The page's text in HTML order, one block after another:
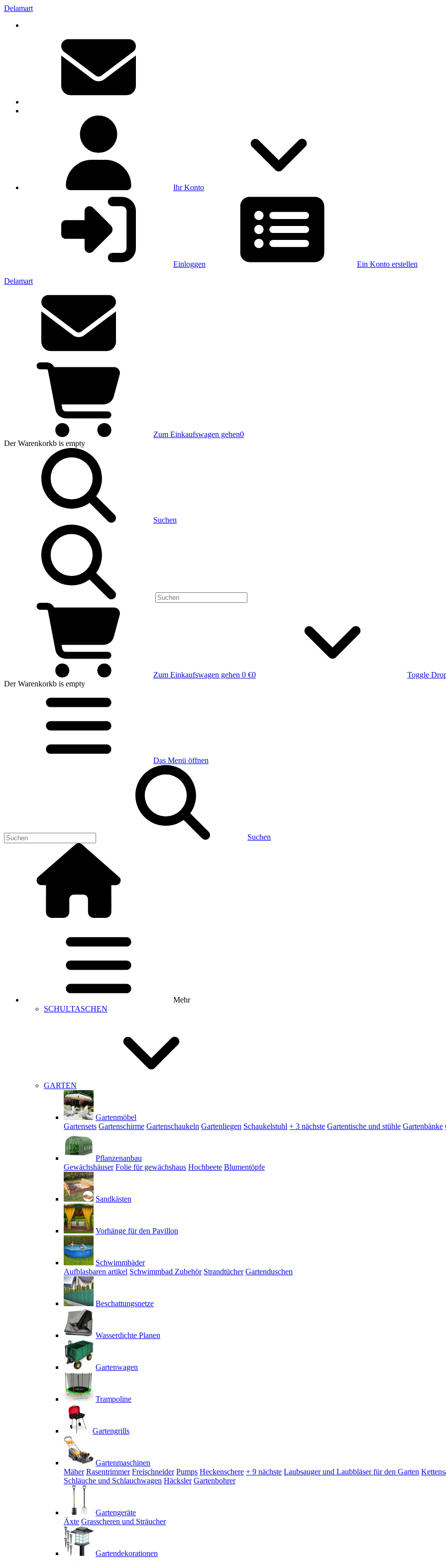
Delamart
Ihr Konto
Einloggen Ein Konto erstellen
Delamart
Zum Einkaufswagen gehen0
Der Warenkorkb is empty
Suchen
Zum Einkaufswagen gehen 0 €0
Toggle
Der Warenkorkb is empty
Das Menü öffnen
Suchen
Mehr
SCHULTASCHEN
GARTEN
Gartenmöbel
Gartensets Gartenschirme Gartenschaukeln Gartenliegen Schaukelstuhl + 3 nächste Gartentische und stühle Gartenbänke
Pflanzenanbau
Gewächshäuser Folie für gewächshaus Hochbeete Blumentöpfe
Sandkästen
Vorhänge für den Pavillon
Schwimmbäder
Aufblasbaren artikel Schwimmbad Zubehör Strandtücher Gartenduschen
Beschattungsnetze
Wasserdichte Planen
Gartenwagen
Trampoline
Gartengrills
Gartenmaschinen
Mäher Rasentrimmer Freischneider Pumps Heckenschere + 9 nächste Laubsauger und Laubbläser für den Garten
Schläuche und Schlauchwagen Häcksler Gartenbohrer
Gartengeräte
Äxte Grasscheren und Sträucher
Gartendekorationen